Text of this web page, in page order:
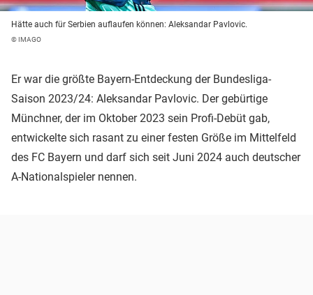
Hätte auch für Serbien auflaufen können: Aleksandar Pavlovic.
© IMAGO
Er war die größte Bayern-Entdeckung der Bundesliga-
Saison 2023/24: Aleksandar Pavlovic. Der gebürtige
Münchner, der im Oktober 2023 sein Profi-Debüt gab,
entwickelte sich rasant zu einer festen Größe im Mittelfeld
des FC Bayern und darf sich seit Juni 2024 auch deutscher
A-Nationalspieler nennen.